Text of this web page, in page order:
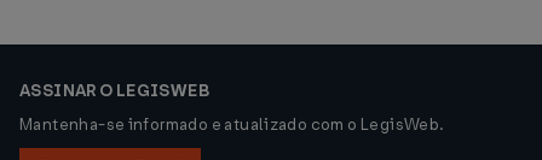
ASSINAR O LEGISWEB
Mantenha-se informado e atualizado com o LegisWeb.